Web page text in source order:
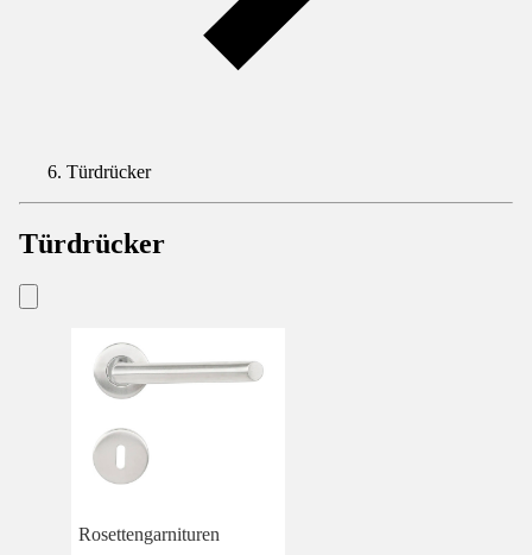
Türdrücker
Türdrücker
Rosettengarnituren